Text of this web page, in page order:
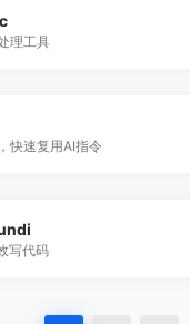
理工具
快速复用AI指令
写代码